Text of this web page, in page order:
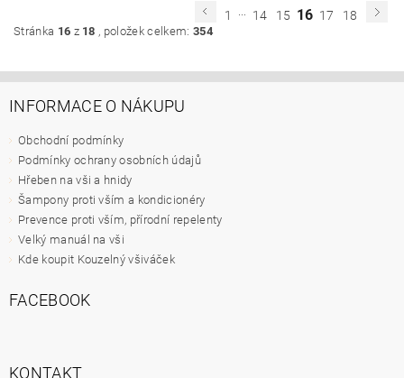
1 ... 14 15 16 17 18
Stránka 16 z 18 , položek celkem: 354
INFORMACE O NÁKUPU
Obchodní podmínky
Podmínky ochrany osobních údajů
Hřeben na vši a hnidy
Šampony proti vším a kondicionéry
Prevence proti vším, přírodní repelenty
Velký manuál na vši
Kde koupit Kouzelný všiváček
FACEBOOK
KONTAKT